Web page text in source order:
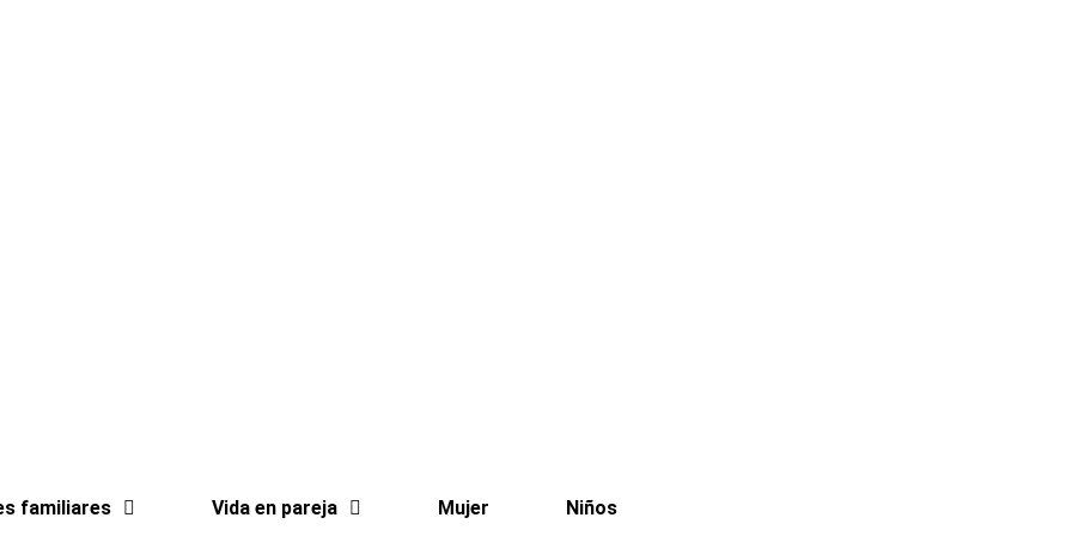
familiares Vida en pareja Mujer Niños